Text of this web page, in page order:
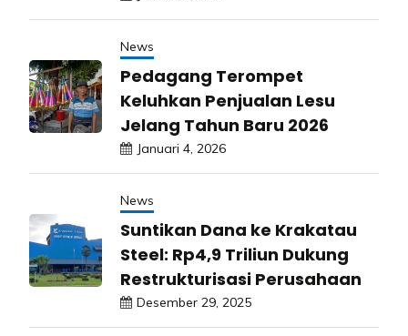
News
Pedagang Terompet
Keluhkan Penjualan Lesu
Jelang Tahun Baru 2026
Januari 4, 2026
News
Suntikan Dana ke Krakatau
Steel: Rp4,9 Triliun Dukung
Restrukturisasi Perusahaan
Desember 29, 2025